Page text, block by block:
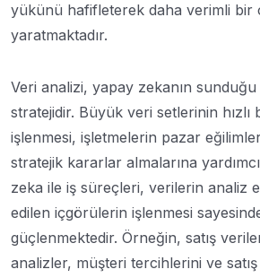
yükünü hafifleterek daha verimli bir
yaratmaktadır.
Veri analizi, yapay zekanın
stratejidir. Büyük veri setlerinin hızlı
işlenmesi, işletmelerin pazar
stratejik kararlar almalarına
zeka ile iş süreçleri, verilerin analiz
edilen içgörülerin işlenmesi
güçlenmektedir. Örneğin, satış
analizler, müşteri tercihlerini ve